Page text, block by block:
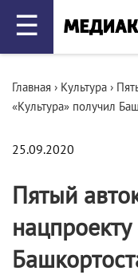
☰
Главная › Культура ›
«Культура» получил
25.09.2020
Пятый